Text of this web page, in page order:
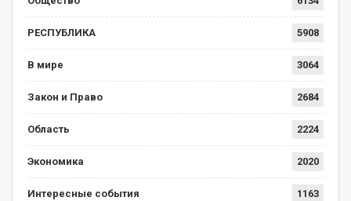
РЕСПУБЛИКА 5908
В мире 3064
Закон и Право 2684
Область 2224
Экономика 2020
Интересные события 1163